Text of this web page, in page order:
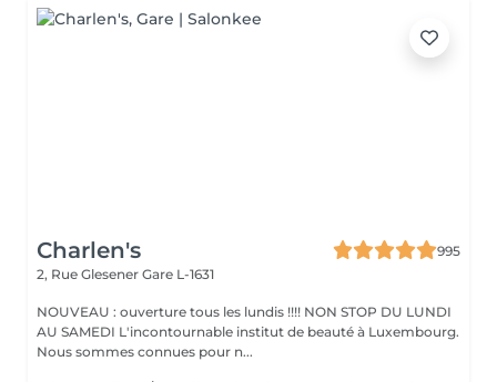
Charlen's
995
2, Rue Glesener Gare L-1631
NOUVEAU : ouverture tous les lundis !!!! NON STOP DU LUNDI
AU SAMEDI L'incontournable institut de beauté à Luxembourg.
Nous sommes connues pour n...